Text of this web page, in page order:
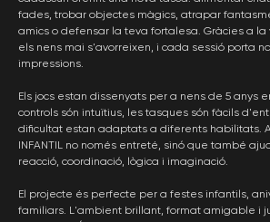
fades, trobar objectes màgics, atrapar
amics o defensar la teva fortalesa. Gràcies a
els nens mai s'avorreixen, i cada sessió porta
impressions.
Els jocs estan dissenyats per a nens de 5 anys
controls són intuïtius, les tasques són fàcils
dificultat estan adaptats a diferents habilitats.
INFANTIL no només entreté, sinó que també
reacció, coordinació, lògica i imaginació.
El projecte és perfecte per a festes infantils,
familiars. L'ambient brillant, format amigable i